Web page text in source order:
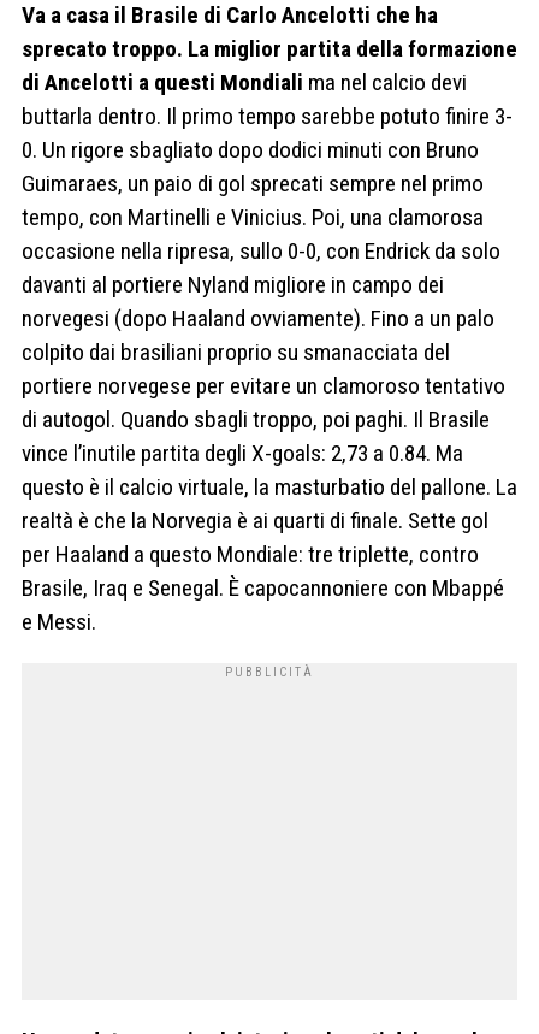
Va a casa il Brasile di Carlo Ancelotti che ha
sprecato troppo. La miglior partita della formazione
di Ancelotti a questi Mondiali ma nel calcio devi
buttarla dentro. Il primo tempo sarebbe potuto finire 3-
0. Un rigore sbagliato dopo dodici minuti con Bruno
Guimaraes, un paio di gol sprecati sempre nel primo
tempo, con Martinelli e Vinicius. Poi, una clamorosa
occasione nella ripresa, sullo 0-0, con Endrick da solo
davanti al portiere Nyland migliore in campo dei
norvegesi (dopo Haaland ovviamente). Fino a un palo
colpito dai brasiliani proprio su smanacciata del
portiere norvegese per evitare un clamoroso tentativo
di autogol. Quando sbagli troppo, poi paghi. Il Brasile
vince l’inutile partita degli X-goals: 2,73 a 0.84. Ma
questo è il calcio virtuale, la masturbatio del pallone. La
realtà è che la Norvegia è ai quarti di finale. Sette gol
per Haaland a questo Mondiale: tre triplette, contro
Brasile, Iraq e Senegal. È capocannoniere con Mbappé
e Messi.